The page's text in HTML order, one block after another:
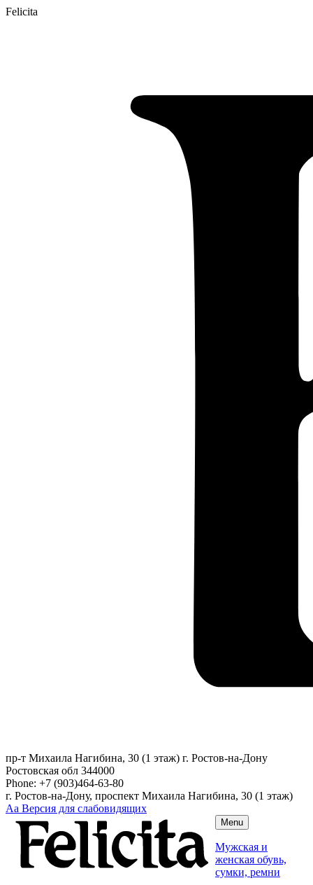
Felicita
пр-т Михаила Нагибина, 30 (1 этаж) г. Ростов-на-Дону
Ростовская обл 344000
Phone: +7 (903)464-63-80
г. Ростов-на-Дону, проспект Михаила Нагибина, 30 (1 этаж)
Аа Версия для слабовидящих
Menu
Мужская и
женская обувь,
сумки, ремни